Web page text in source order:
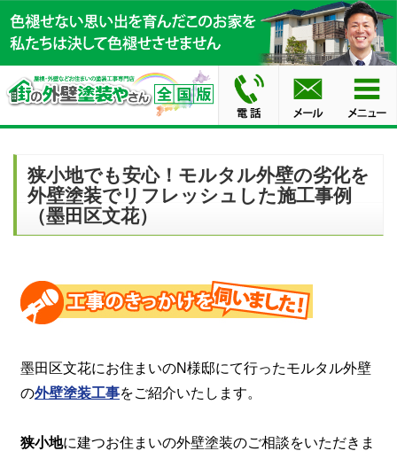
狭小地でも安心！モルタル外壁の劣化を
外壁塗装でリフレッシュした施工事例
（墨田区文花）
墨田区文花にお住まいのN様邸にて行ったモルタル外壁
の外壁塗装工事をご紹介いたします。
狭小地に建つお住まいの外壁塗装のご相談をいただきま